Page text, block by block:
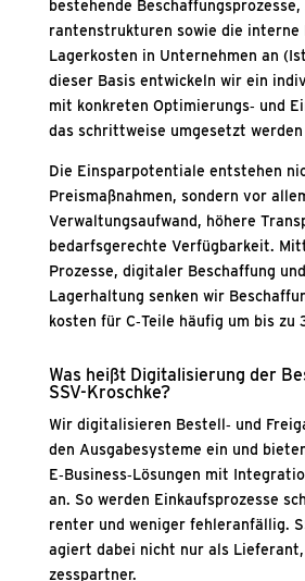
bestehen­de
ran­ten­struk­tu­ren sowie die inter­ne
Lager­kos­ten in Unter­neh­men an
die­ser Basis ent­wi­ckeln wir ein
mit kon­kre­ten Optimierungs‑ und
das schritt­wei­se umge­setzt wer­den
Die Ein­spar­po­ten­tia­le ent­ste­hen
Preis­maß­nah­men, son­dern vor
Ver­wal­tungs­auf­wand, höhe­re
bedarfs­ge­rech­te Ver­füg­bar­keit.
Pro­zes­se, digi­ta­ler Beschaf­fung
Lager­hal­tung sen­ken wir
kos­ten für C‑Teile häu­fig um bis zu
Was heißt Digi­ta­li­sie­rung der
SSV-Krosch­ke?
Wir digi­ta­li­sie­ren Bestell‑ und
den Aus­ga­be­sys­te­me ein und
E‑Business‑Lösungen mit
an. So wer­den Ein­kaufs­pro­zes­se
ren­ter und weni­ger feh­ler­an­fäl­lig.
agiert dabei nicht nur als
zess­part­ner.